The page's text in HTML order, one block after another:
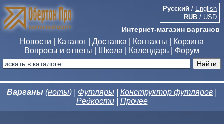
Интернет-магазин варганов
Русский / English
RUB / USD
Новости Каталог Доставка Контакты
Корзина
Вопросы и ответы
Школа Календарь Форум
Варганы (ноты) | Футляры Конструктор футляров
Редкости| Прочее